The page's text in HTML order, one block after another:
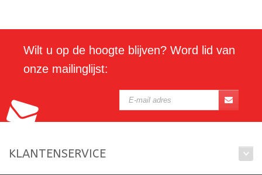
Wilt u op de hoogte blijven? Word lid van
onze mailinglijst:
KLANTENSERVICE